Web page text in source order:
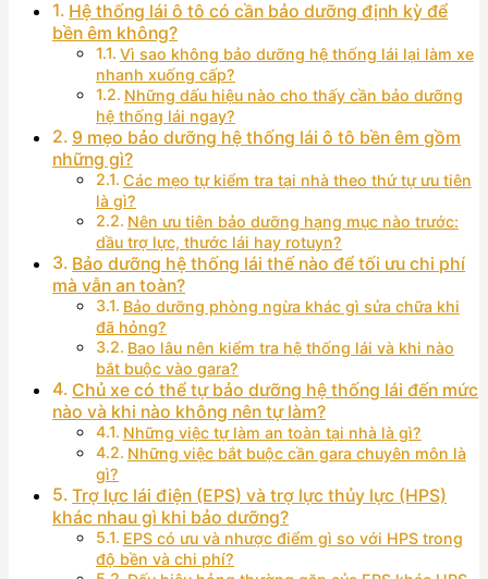
Hệ thống lái ô tô có cần bảo dưỡng định kỳ để
bền êm không?
Vì sao không bảo dưỡng hệ thống lái lại làm xe
nhanh xuống cấp?
Những dấu hiệu nào cho thấy cần bảo dưỡng
hệ thống lái ngay?
9 mẹo bảo dưỡng hệ thống lái ô tô bền êm gồm
những gì?
Các mẹo tự kiểm tra tại nhà theo thứ tự ưu tiên
là gì?
Nên ưu tiên bảo dưỡng hạng mục nào trước:
dầu trợ lực, thước lái hay rotuyn?
Bảo dưỡng hệ thống lái thế nào để tối ưu chi phí
mà vẫn an toàn?
Bảo dưỡng phòng ngừa khác gì sửa chữa khi
đã hỏng?
Bao lâu nên kiểm tra hệ thống lái và khi nào
bắt buộc vào gara?
Chủ xe có thể tự bảo dưỡng hệ thống lái đến mức
nào và khi nào không nên tự làm?
Những việc tự làm an toàn tại nhà là gì?
Những việc bắt buộc cần gara chuyên môn là
gì?
Trợ lực lái điện (EPS) và trợ lực thủy lực (HPS)
khác nhau gì khi bảo dưỡng?
EPS có ưu và nhược điểm gì so với HPS trong
độ bền và chi phí?